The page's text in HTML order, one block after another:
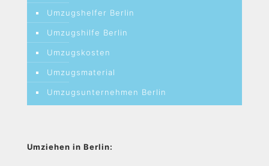
Umzugshelfer Berlin
Umzugshilfe Berlin
Umzugskosten
Umzugsmaterial
Umzugsunternehmen Berlin
Umziehen in Berlin: